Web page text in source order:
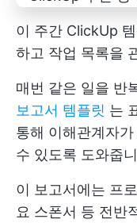
이 주간 ClickUp
하고 작업 목록을
매번 같은 일을 반
보고서 템플릿 는
통해 이해관계자
수 있도록 도와줍
이 보고서에는 프
요 스폰서 등 전반